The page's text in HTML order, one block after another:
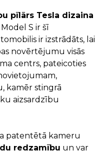
pīlārs Tesla dizaina
S ir šī
ir izstrādāts, lai
novērtējumu visās
centrs, pateicoties
kamēr stingrā
aizsardzību
patentētā kameru
redzamību un var